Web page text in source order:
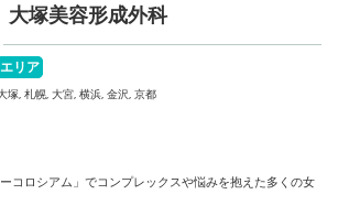
大塚美容形成外科
エリア
塚, 札幌, 大宮, 横浜, 金沢, 京都
コロシアム」でコンプレックスや悩みを抱えた多くの女